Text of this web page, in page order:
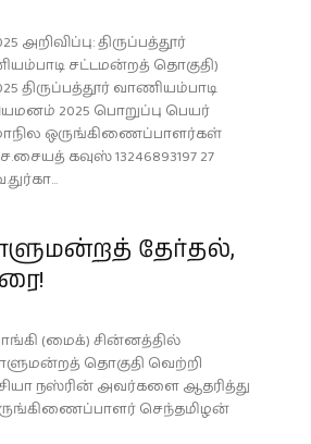
அறிவிப்பு: திருப்பத்தூர்
சட்டமன்றத் தொகுதி)
திருப்பத்தூர் வாணியம்பாடி
2025 பொறுப்பு பெயர்
ஒருங்கிணைப்பாளர்கள்
கவுஸ் 13246893197 27
தேர்தல்,
(மைக்) சின்னத்தில்
தொகுதி வெற்றி
நஸ்ரின் அவர்களை ஆதரித்து
செந்தமிழன்